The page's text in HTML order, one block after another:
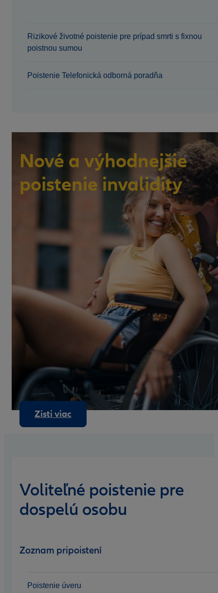
Rizikové životné poistenie pre prípad smrti s fixnou
poistnou sumou
Poistenie Telefonická odborná poradňa
Nové a výhodnejšie
poistenie invalidity
Zisti viac
Voliteľné poistenie pre
dospelú osobu
Zoznam pripoistení
Poistenie úveru